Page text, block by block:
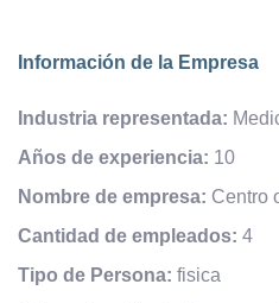
Información de la Empresa
Industria representada:
Años de experiencia: 10
Nombre de empresa: Centro
Cantidad de empleados: 4
Tipo de Persona: fisica